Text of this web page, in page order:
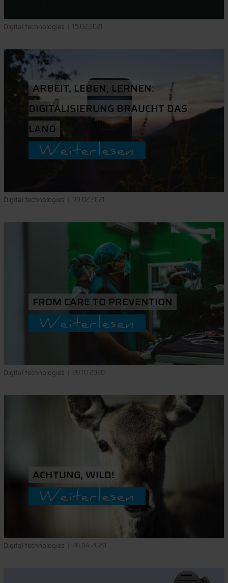
Digital technologies 15.02.2021
ARBEIT, LEBEN, LERNEN:
DIGITALISIERUNG BRAUCHT DAS
LAND
Weiterlesen
Digital technologies 09.02.2021
FROM CARE TO PREVENTION
Weiterlesen
Digital technologies 28.10.2020
ACHTUNG, WILD!
Weiterlesen
Digital technologies 28.04.2020